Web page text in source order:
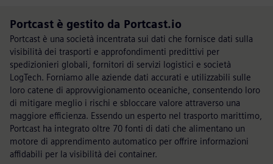
Portcast è gestito da Portcast.io
Portcast è una società incentrata sui dati che fornisce dati sulla
visibilità dei trasporti e approfondimenti predittivi per
spedizionieri globali, fornitori di servizi logistici e società
LogTech. Forniamo alle aziende dati accurati e utilizzabili sulle
loro catene di approvvigionamento oceaniche, consentendo loro
di mitigare meglio i rischi e sbloccare valore attraverso una
maggiore efficienza. Essendo un esperto nel trasporto marittimo,
Portcast ha integrato oltre 70 fonti di dati che alimentano un
motore di apprendimento automatico per offrire informazioni
affidabili per la visibilità dei container.